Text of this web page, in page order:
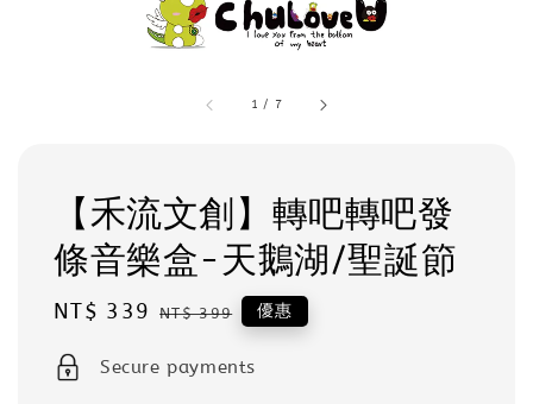
1 / 7
【禾流文創】轉吧轉吧發
條音樂盒-天鵝湖/聖誕節
Sale
NT$ 339 Regular
NT$ 399 優惠
Secure payments